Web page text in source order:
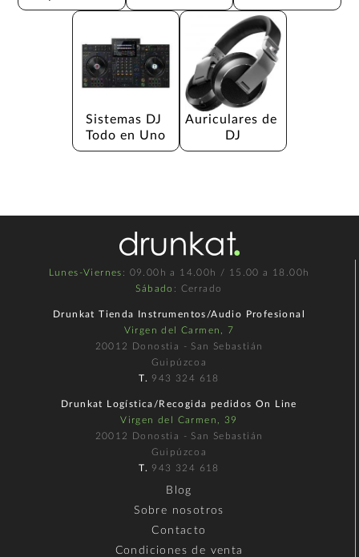
Sistemas DJ
Todo en Uno
Auriculares de
DJ
Lunes-Viernes : 09.00h a 14.00h / 15.00 a 18.00h
Sábado : Cerrado
Drunkat Tienda Instrumentos/Audio Profesional
Virgen del Carmen, 7
20012 Donostia - San Sebastián
Guipúzcoa
T. 943 324 618
Drunkat Logística/Recogida pedidos On Line
Virgen del Carmen, 39
20012 Donostia - San Sebastián
Guipúzcoa
T. 943 324 618
Blog
Sobre nosotros
Contacto
Condiciones de venta